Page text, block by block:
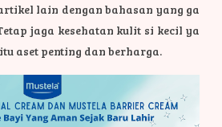
lain dengan bahasan yang ga
jaga kesehatan kulit si kecil ya
aset penting dan berharga.